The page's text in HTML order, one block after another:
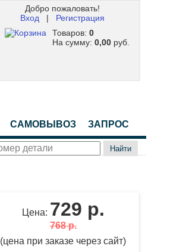
Добро пожаловать!
Вход | Регистрация
Товаров: 0
На сумму: 0,00руб.
САМОВЫВОЗ ЗАПРОС
Найти
Цена: 729 р.
768 р.
(цена при заказе через сайт)